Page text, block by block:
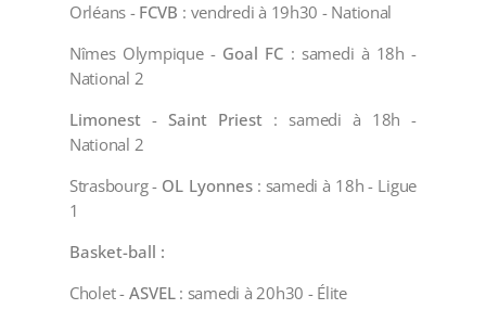
Orléans - FCVB : vendredi à 19h30 - National
Nîmes Olympique - Goal FC : samedi à 18h -
National 2
Limonest -Saint Priest : samedi à 18h -
National 2
Strasbourg - OL Lyonnes: samedi à 18h - Ligue
1
Basket-ball :
Cholet - ASVEL: samedi à 20h30 - Élite